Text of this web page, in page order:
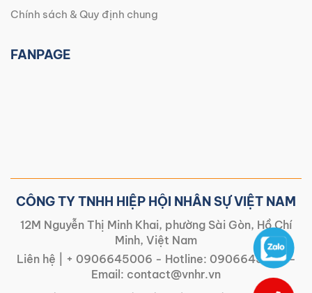
Chính sách & Quy định chung
FANPAGE
CÔNG TY TNHH HIỆP HỘI NHÂN SỰ VIỆT NAM
12M Nguyễn Thị Minh Khai, phường Sài Gòn, Hồ Chí
Minh, Việt Nam
Liên hệ |
+ 0906645006 - Hotline: 0906645006-
Email: contact@vnhr.vn